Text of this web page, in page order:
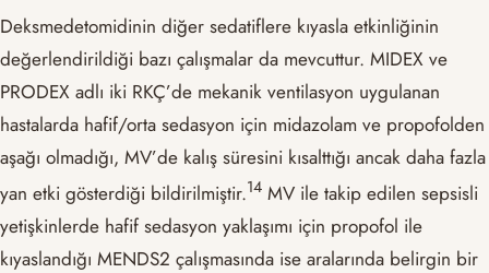
Deksmedetomidinin diğer sedatiflere kıyasla etkinliğinin
değerlendirildiği bazı çalışmalar da mevcuttur. MIDEX ve
PRODEX adlı iki RKÇ’de mekanik ventilasyon uygulanan
hastalarda hafif/orta sedasyon için midazolam ve propofolden
aşağı olmadığı, MV’de kalış süresini kısalttığı ancak daha fazla
yan etki gösterdiği bildirilmiştir.​14​ MV ile takip edilen sepsisli
yetişkinlerde hafif sedasyon yaklaşımı için propofol ile
kıyaslandığı MENDS2 çalışmasında ise aralarında belirgin bir